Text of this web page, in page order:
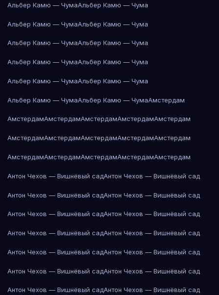
Альбер Камю — ЧумаАльбер Камю — Чума
Альбер Камю — ЧумаАльбер Камю — Чума
Альбер Камю — ЧумаАльбер Камю — Чума
Альбер Камю — ЧумаАльбер Камю — Чума
Альбер Камю — ЧумаАльбер Камю — Чума
Альбер Камю — ЧумаАльбер Камю — ЧумаАмстердам
АмстердамАмстердамАмстердамАмстердамАмстердам
АмстердамАмстердамАмстердамАмстердамАмстердам
АмстердамАмстердамАмстердамАмстердамАмстердам
Антон Чехов — Вишнёвый садАнтон Чехов — Вишнёвый сад
Антон Чехов — Вишнёвый садАнтон Чехов — Вишнёвый сад
Антон Чехов — Вишнёвый садАнтон Чехов — Вишнёвый сад
Антон Чехов — Вишнёвый садАнтон Чехов — Вишнёвый сад
Антон Чехов — Вишнёвый садАнтон Чехов — Вишнёвый сад
Антон Чехов — Вишнёвый садАнтон Чехов — Вишнёвый сад
Антон Чехов — Вишнёвый садАнтон Чехов — Вишнёвый сад